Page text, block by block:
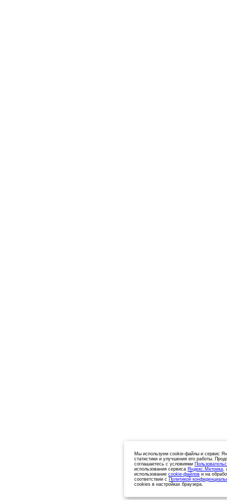
Мы используем cookie-файлы и сервис
статистики и улучшения его работы.
соглашаетесь с условиями
использования сервиса Яндекс.Метрика,
использование cookie-файлов и на
соответствии с Политикой
cookies в настройках браузера.